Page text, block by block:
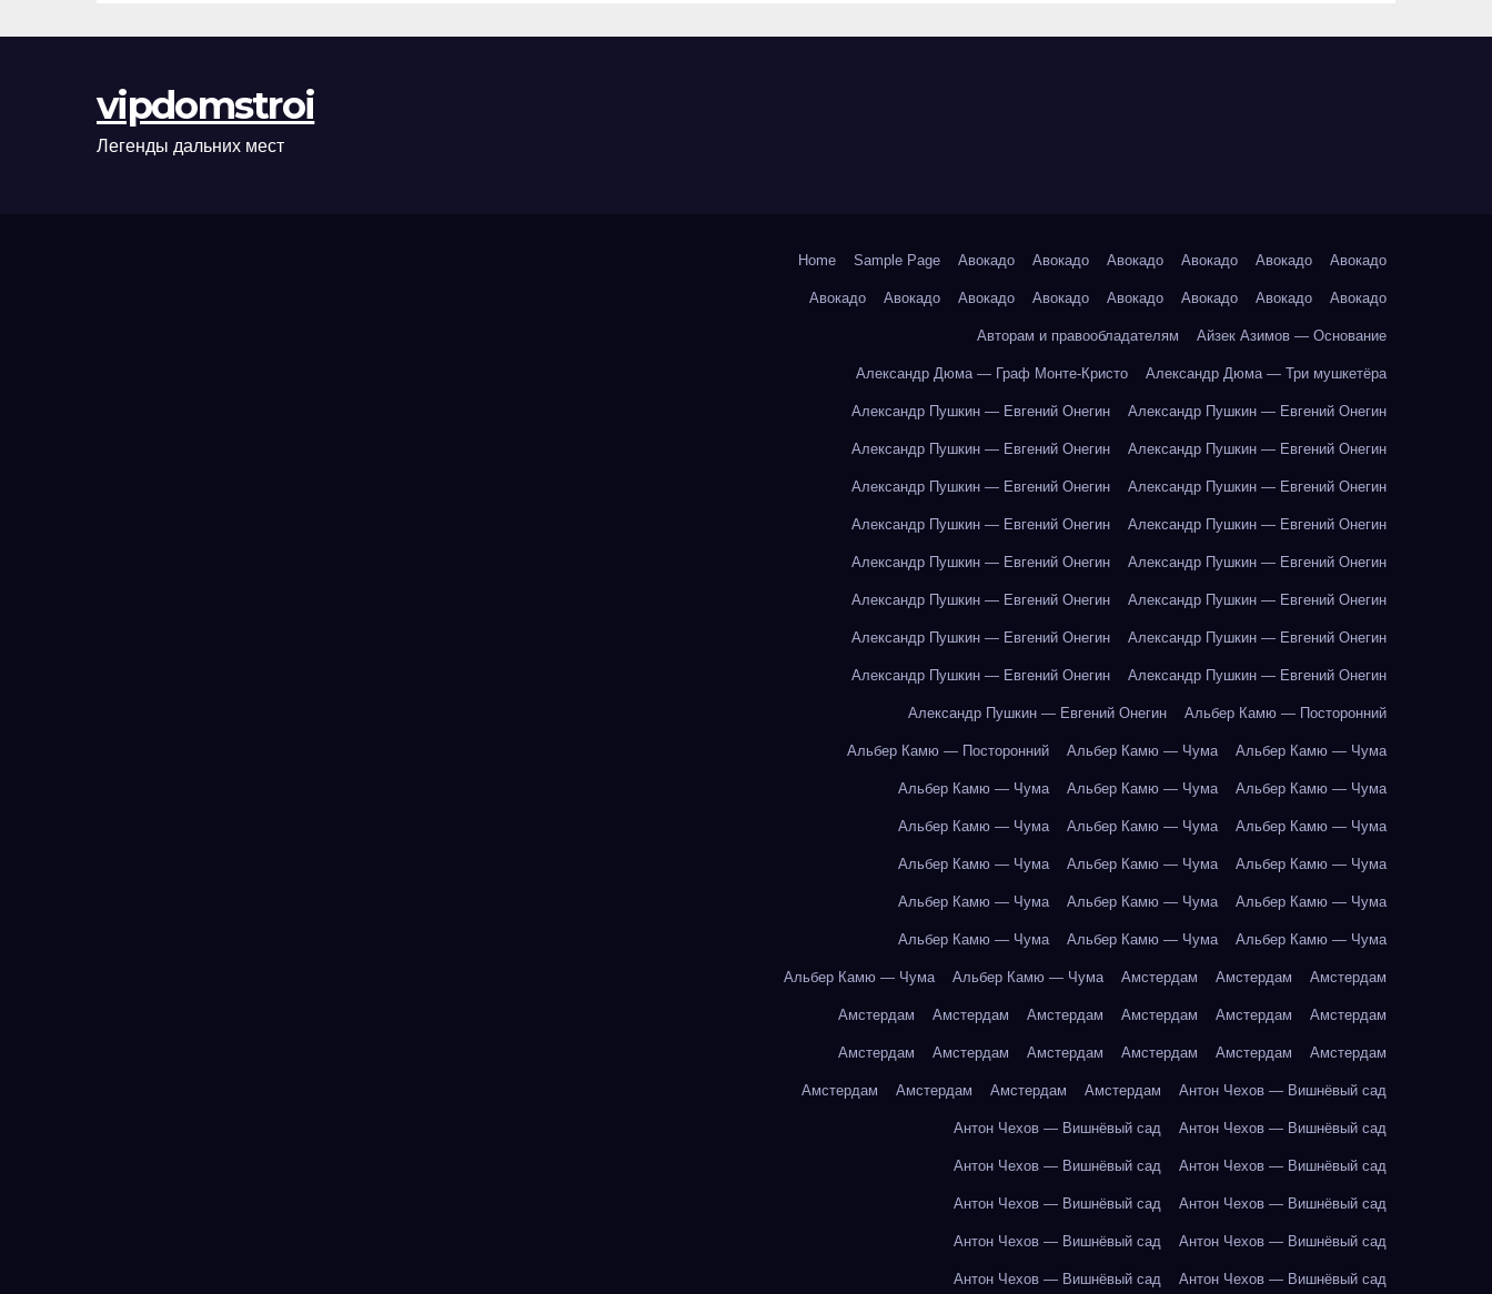
оформления
рыночные
ориентиры
vipdomstroi
Легенды дальних мест
Home Sample Page Авокадо Авокадо Авокадо Авокадо Авокадо Авокадо
Авокадо Авокадо Авокадо Авокадо Авокадо Авокадо Авокадо Авокадо
Авторам и правообладателям Айзек Азимов — Основание
Александр Дюма — Граф Монте-Кристо Александр Дюма — Три мушкетёра
Александр Пушкин — Евгений Онегин Александр Пушкин — Евгений Онегин
Александр Пушкин — Евгений Онегин Александр Пушкин — Евгений Онегин
Александр Пушкин — Евгений Онегин Александр Пушкин — Евгений Онегин
Александр Пушкин — Евгений Онегин Александр Пушкин — Евгений Онегин
Александр Пушкин — Евгений Онегин Александр Пушкин — Евгений Онегин
Александр Пушкин — Евгений Онегин Александр Пушкин — Евгений Онегин
Александр Пушкин — Евгений Онегин Александр Пушкин — Евгений Онегин
Александр Пушкин — Евгений Онегин Александр Пушкин — Евгений Онегин
Александр Пушкин — Евгений Онегин Альбер Камю — Посторонний
Альбер Камю — Посторонний Альбер Камю — Чума Альбер Камю — Чума
Альбер Камю — Чума Альбер Камю — Чума Альбер Камю — Чума
Альбер Камю — Чума Альбер Камю — Чума Альбер Камю — Чума
Альбер Камю — Чума Альбер Камю — Чума Альбер Камю — Чума
Альбер Камю — Чума Альбер Камю — Чума Альбер Камю — Чума
Альбер Камю — Чума Альбер Камю — Чума Альбер Камю — Чума
Альбер Камю — Чума Альбер Камю — Чума Амстердам Амстердам Амстердам
Амстердам Амстердам Амстердам Амстердам Амстердам Амстердам
Амстердам Амстердам Амстердам Амстердам Амстердам Амстердам
Амстердам Амстердам Амстердам Амстердам Антон Чехов — Вишнёвый сад
Антон Чехов — Вишнёвый сад Антон Чехов — Вишнёвый сад
Антон Чехов — Вишнёвый сад Антон Чехов — Вишнёвый сад
Антон Чехов — Вишнёвый сад Антон Чехов — Вишнёвый сад
Антон Чехов — Вишнёвый сад Антон Чехов — Вишнёвый сад
Антон Чехов — Вишнёвый сад Антон Чехов — Вишнёвый сад